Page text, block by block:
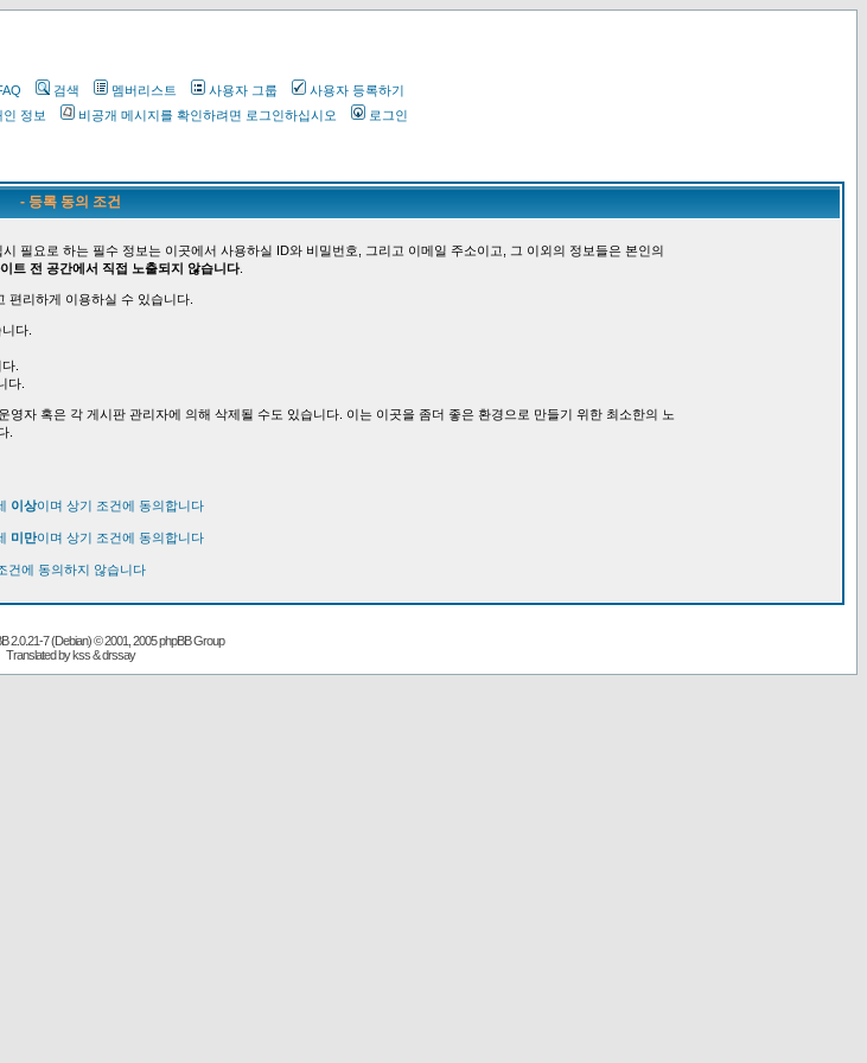
검색 멤버리스트 사용자 그룹
사용자 등록하기
인 정보
비공개 메시지를 확인하려면 로그인하십시오 로그인
- 등록 동의 조건
필요로 하는 필수 정보는 이곳에서 사용하실 ID와 비밀번호, 그리고 이메일 주소이고, 그 이외의 정보들은 본인의
트 전 공간에서 직접 노출되지 않습니다.
편리하게 이용하실 수 있습니다.
다.
.
다.
자 혹은 각 게시판 관리자에 의해 삭제될 수도 있습니다. 이는 이곳을 좀더 좋은 환경으로 만들기 위한 최소한의 노
.
이상이며 상기 조건에 동의합니다
미만이며 상기 조건에 동의합니다
건에 동의하지 않습니다
2.0.21-7 (Debian) © 2001, 2005 phpBB Group
Translated by kss & drssay